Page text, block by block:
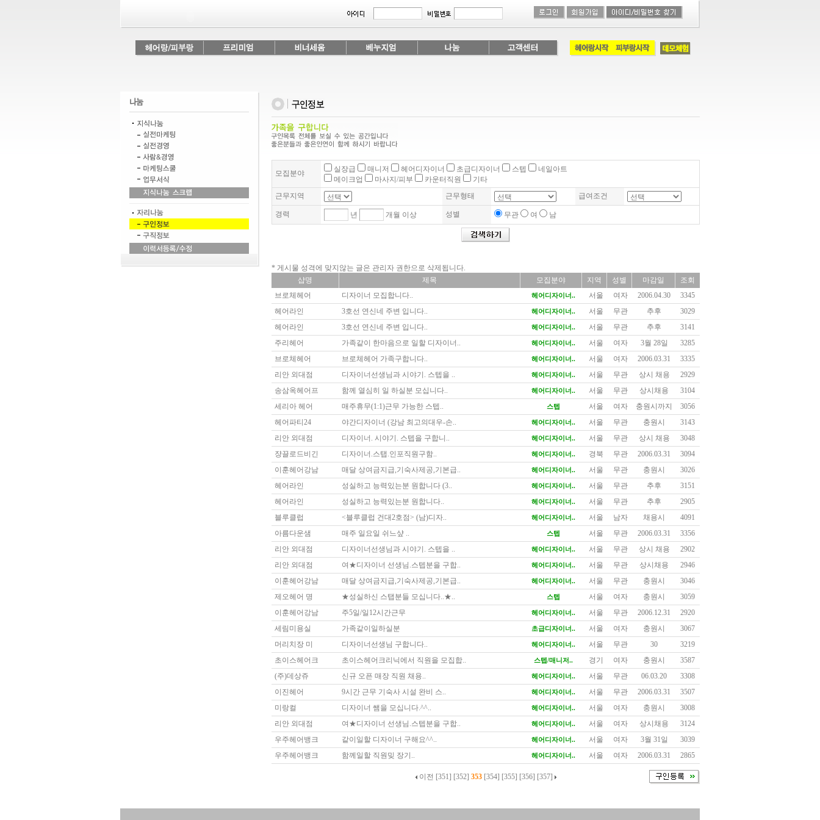
모집분야 실장급 매니저 헤어디자이너 초급디자이너 스텝
네일아트
메이크업
마사지/피부 카운터직원
기타
근무지역
근무형태 급여조건
경력 년 개월 이상 성별 무관 여 남
* 게시물 성격에 맞지않는 글은 관리자 권한으로 삭제됩니다.
샵명
제목 모집분야 지역 성별 마감일
조회
브로체헤어
디자이너 모집합니다.. 헤어디자이너.. 서울 여자 2006.04.30
3345
헤어라인
3호선 연신네 주변 입니다.. 헤어디자이너.. 서울 무관 추후
3029
헤어라인
3호선 연신네 주변 입니다.. 헤어디자이너.. 서울 무관 추후
3141
주리헤어
가족같이 한마음으로 일할 디자이너.. 헤어디자이너.. 서울 여자 3월 28일
3285
브로체헤어
브로체헤어 가족구합니다.. 헤어디자이너.. 서울 여자 2006.03.31
3335
리안 외대점
디자이너선생님과 시야기. 스텝을 .. 헤어디자이너.. 서울 무관 상시 채용
2929
송삼옥헤어프
함께 열심히 일 하실분 모십니다.. 헤어디자이너.. 서울 무관 상시채용
3104
세리아 헤어
매주휴무(1:1)근무 가능한 스텝.. 스텝 서울 여자 충원시까지
3056
헤어파티24
야간디자이너 (강남 최고의대우-손.. 헤어디자이너.. 서울 무관 충원시
3143
리안 외대점
디자이너. 시야기. 스텝을 구합니.. 헤어디자이너.. 서울 무관 상시 채용
3048
쟝끌로드비긴
디자이너.스탭.인포직원구함.. 헤어디자이너.. 경북 무관 2006.03.31
3094
이훈헤어강남
매달 상여금지급,기숙사제공,기본급.. 헤어디자이너.. 서울 무관 충원시
3026
헤어라인
성실하고 능력있는분 원합니다 (3.. 헤어디자이너.. 서울 무관 추후
3151
헤어라인
성실하고 능력있는분 원합니다.. 헤어디자이너.. 서울 무관 추후
2905
블루클럽
<블루클럽 건대2호점> (남)디자.. 헤어디자이너.. 서울 남자 채용시
4091
아름다운샘
매주 일요일 쉬느샾 .. 스텝 서울 무관 2006.03.31
3356
리안 외대점
디자이너선생님과 시야기. 스텝을 .. 헤어디자이너.. 서울 무관 상시 채용
2902
리안 외대점
여★디자이너 선생님.스텝분을 구합.. 헤어디자이너.. 서울 무관 상시채용
2946
이훈헤어강남
매달 상여금지급,기숙사제공,기본급.. 헤어디자이너.. 서울 무관 충원시
3046
제오헤어 명
★성실하신 스탭분들 모십니다..★.. 스텝 서울 여자 충원시
3059
이훈헤어강남
주5일/일12시간근무 헤어디자이너.. 서울 무관 2006.12.31
2920
세림미용실
가족같이일하실분 초급디자이너.. 서울 여자 충원시
3067
머리치장 미
디자이너선생님 구합니다.. 헤어디자이너.. 서울 무관 30
3219
초이스헤어크
초이스헤어크리닉에서 직원을 모집합.. 스텝/매니저.. 경기 여자 충원시
3587
(주)데상쥬
신규 오픈 매장 직원 채용.. 헤어디자이너.. 서울 무관 06.03.20
3308
이진헤어
9시간 근무 기숙사 시설 완비 스.. 헤어디자이너.. 서울 무관 2006.03.31
3507
미랑컬
디자이너 쌤을 모십니다.^^.. 헤어디자이너.. 서울 여자 충원시
3008
리안 외대점
여★디자이너 선생님.스텝분을 구합.. 헤어디자이너.. 서울 여자 상시채용
3124
우주헤어뱅크
같이일할 디자이너 구해요^^.. 헤어디자이너.. 서울 여자 3월 31일
3039
우주헤어뱅크
함께일할 직원밎 장기.. 헤어디자이너.. 서울 여자 2006.03.31 2865
이전 [351] [352] 353 [354] [355] [356] [357]